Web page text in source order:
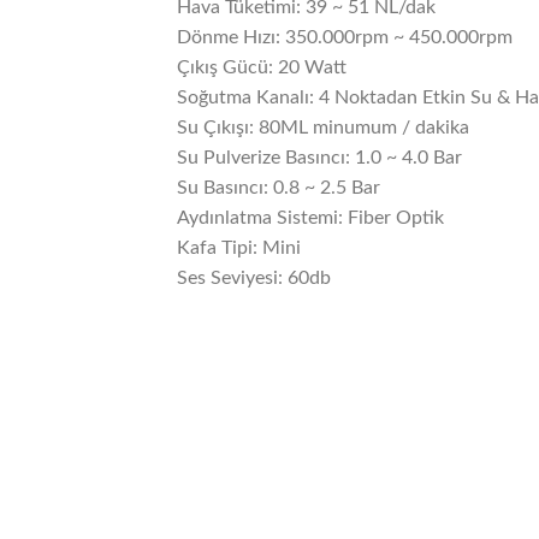
Hava Tüketimi: 39 ~ 51 NL/dak
Dönme Hızı: 350.000rpm ~ 450.000rpm
Çıkış Gücü: 20 Watt
Soğutma Kanalı: 4 Noktadan Etkin Su &
Su Çıkışı: 80ML minumum / dakika
Su Pulverize Basıncı: 1.0 ~ 4.0 Bar
Su Basıncı: 0.8 ~ 2.5 Bar
Aydınlatma Sistemi: Fiber Optik
Kafa Tipi: Mini
Ses Seviyesi: 60db